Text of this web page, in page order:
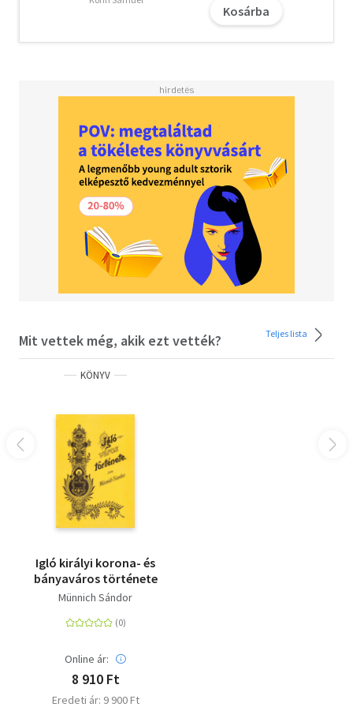
Kosárba
Mit vettek még, akik ezt vették? Teljes lista
KÖNYV
Igló királyi korona- és
bányaváros története
Münnich Sándor
Online ár:
8 910 Ft
Eredeti ár: 9 900 Ft